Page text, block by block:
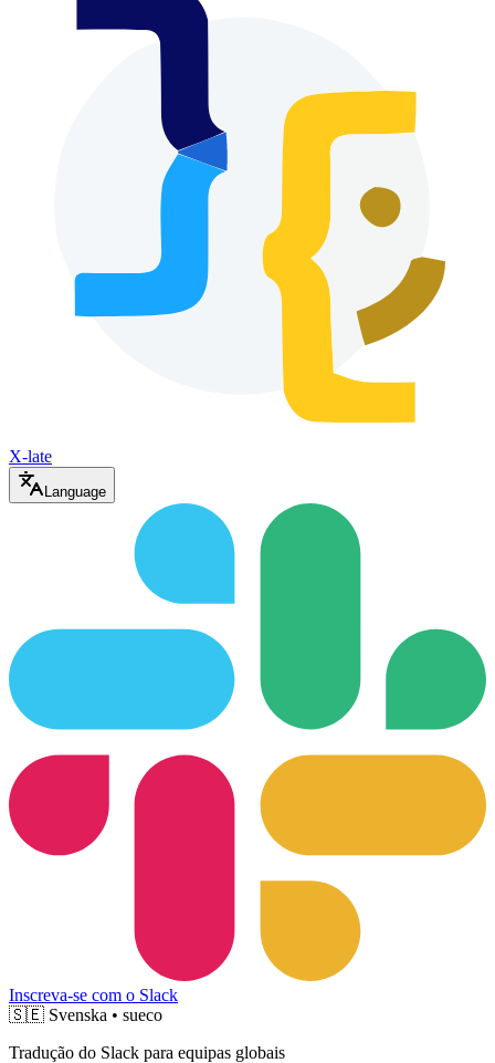
X-late
Language
Inscreva-se com o Slack
🇸🇪 Svenska • sueco
Tradução do Slack para equipas globais